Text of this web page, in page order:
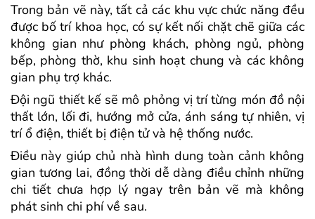
Trong bản vẽ này, tất cả các khu vực chức năng đều
được bố trí khoa học, có sự kết nối chặt chẽ giữa các
không gian như phòng khách, phòng ngủ, phòng
bếp, phòng thờ, khu sinh hoạt chung và các không
gian phụ trợ khác.
Đội ngũ thiết kế sẽ mô phỏng vị trí từng món đồ nội
thất lớn, lối đi, hướng mở cửa, ánh sáng tự nhiên, vị
trí ổ điện, thiết bị điện tử và hệ thống nước.
Điều này giúp chủ nhà hình dung toàn cảnh không
gian tương lai, đồng thời dễ dàng điều chỉnh những
chi tiết chưa hợp lý ngay trên bản vẽ mà không
phát sinh chi phí về sau.